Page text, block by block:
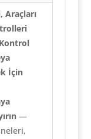
Araçları
İçin
—